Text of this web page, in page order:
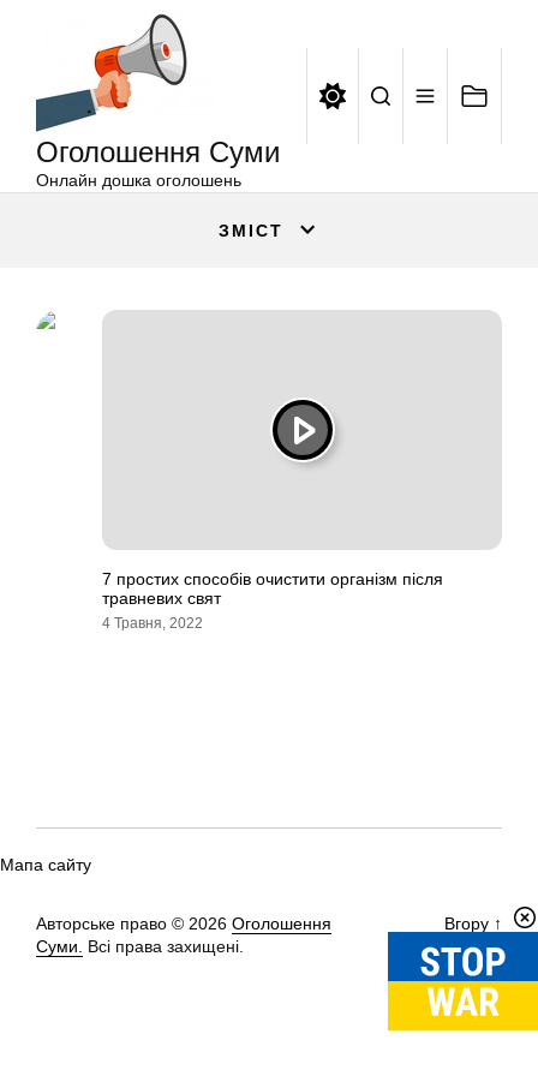
Оголошення Суми
Онлайн дошка оголошень
ЗМІСТ
7 простих способів очистити організм після
травневих свят
4 Травня, 2022
Мапа сайту
Авторське право © 2026 Оголошення
Суми.
Всі права захищені.
Вгору ↑